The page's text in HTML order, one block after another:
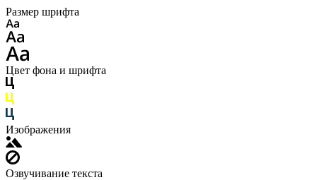
Размер шрифта
Цвет фона и шрифта
Изображения
Озвучивание текста